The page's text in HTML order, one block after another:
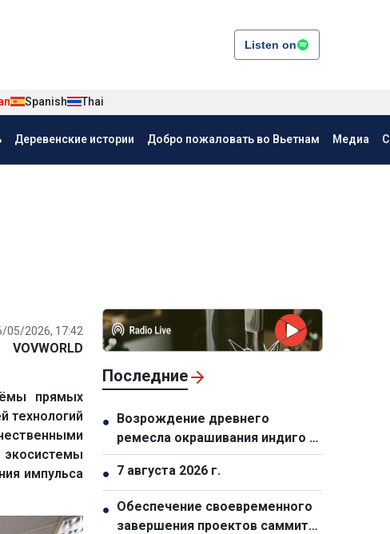
Listen on
Spanish Thai
Деревенские истории Добро пожаловать во Вьетнам Медиа
05/2026, 17:42
VOVWORLD
прямых
технологий
импульса
Последние
● Возрождение древнего
ремесла окрашивания индиго у
народа монг в общине Тасуа
(провинция Шонла)
● 7 августа 2026 г.
● Обеспечение своевременного
завершения проектов саммита